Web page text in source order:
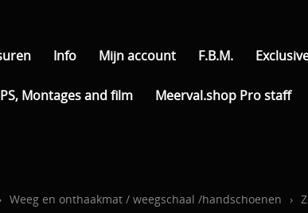
Info Mijn account F.B.M.
Montages and film Meerval.shop Pro staff
Weeg en onthaakmat / weegschaal /handschoenen ›